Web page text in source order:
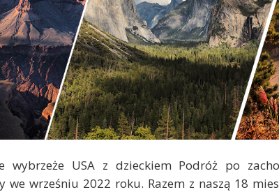
wybrzeże USA z dzieckiem Podróż po
we wrześniu 2022 roku. Razem z naszą 18